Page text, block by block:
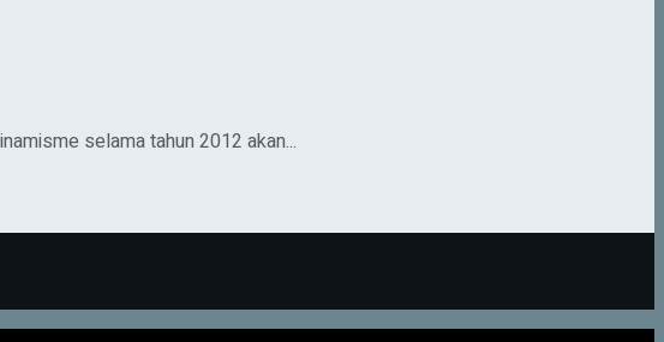
selama tahun 2012 akan...